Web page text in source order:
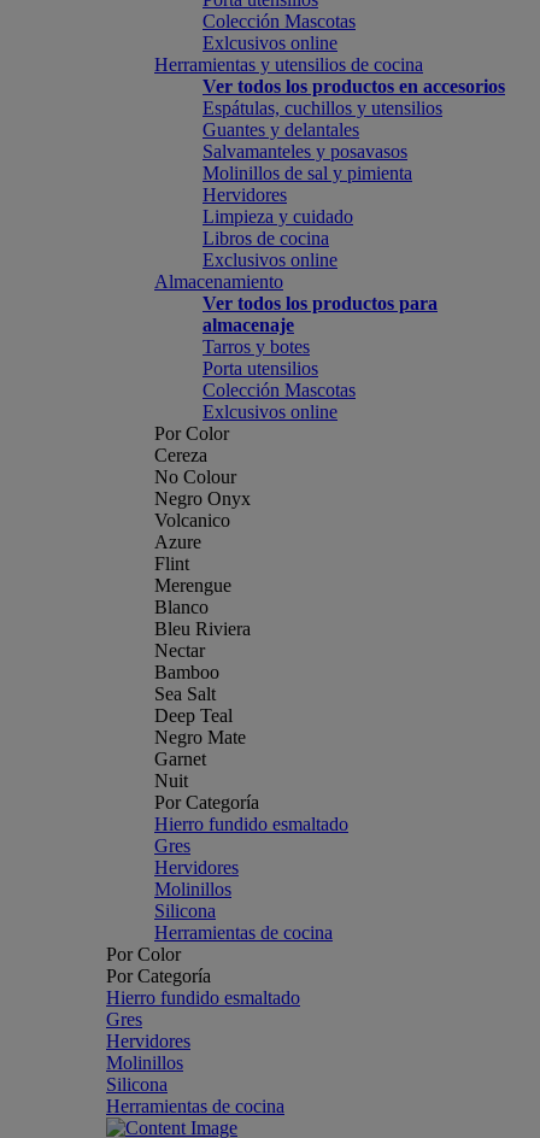
Colección Mascotas
Exlcusivos online
Herramientas y utensilios de cocina
Ver todos los productos en accesorios
Espátulas, cuchillos y utensilios
Guantes y delantales
Salvamanteles y posavasos
Molinillos de sal y pimienta
Hervidores
Limpieza y cuidado
Libros de cocina
Exclusivos online
Almacenamiento
Ver todos los productos para
almacenaje
Tarros y botes
Porta utensilios
Colección Mascotas
Exlcusivos online
Por Color
Cereza
No Colour
Negro Onyx
Volcanico
Azure
Flint
Merengue
Blanco
Bleu Riviera
Nectar
Bamboo
Sea Salt
Deep Teal
Negro Mate
Garnet
Nuit
Por Categoría
Hierro fundido esmaltado
Gres
Hervidores
Molinillos
Silicona
Herramientas de cocina
Por Color
Por Categoría
Hierro fundido esmaltado
Gres
Hervidores
Molinillos
Silicona
Herramientas de cocina